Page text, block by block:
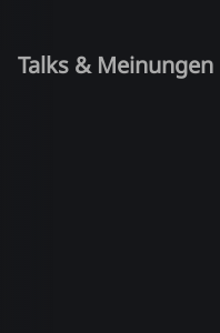
Talks & Meinungen